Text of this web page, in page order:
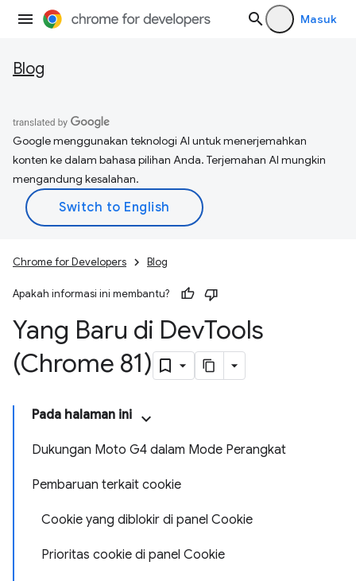
Masuk
Blog
Google menggunakan teknologi AI untuk menerjemahkan
konten ke dalam bahasa pilihan Anda. Terjemahan AI mungkin
mengandung kesalahan.
Chrome for Developers Blog
Apakah informasi ini membantu?
Yang Baru di DevTools
(Chrome 81)
Pada halaman ini
Dukungan Moto G4 dalam Mode Perangkat
Pembaruan terkait cookie
Cookie yang diblokir di panel Cookie
Prioritas cookie di panel Cookie